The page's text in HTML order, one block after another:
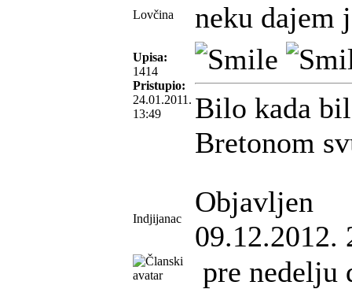
Lovčina
Upisa:
1414
Pristupio:
24.01.2011.
13:49
neku dajem
Bilo kada
Bretonom
Indjijanac
Objavljen
09.12.2012.
pre nedelju